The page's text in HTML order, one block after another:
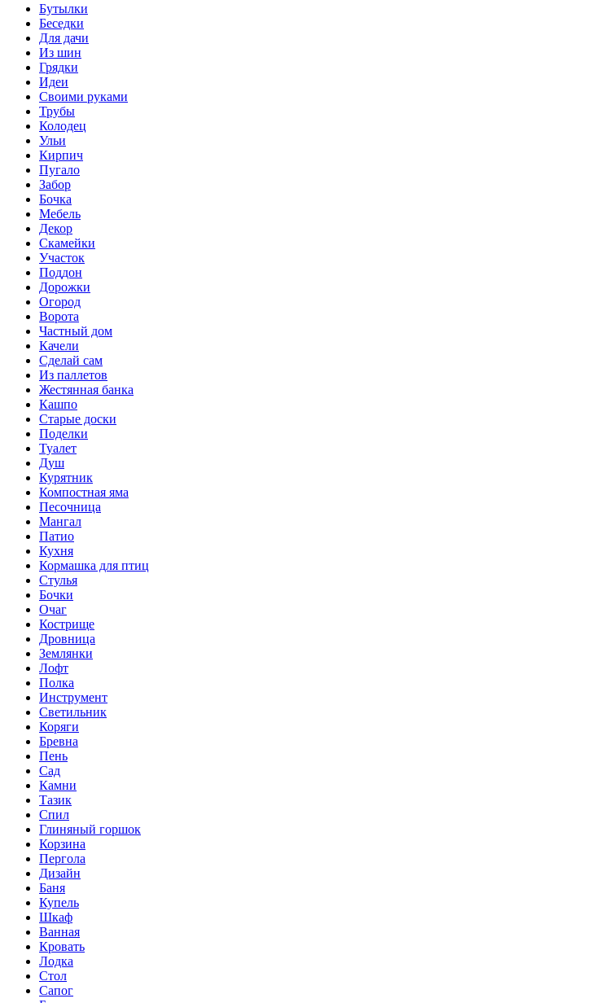
Бутылки
Беседки
Для дачи
Из шин
Грядки
Идеи
Своими руками
Трубы
Колодец
Ульи
Кирпич
Пугало
Забор
Бочка
Мебель
Декор
Скамейки
Участок
Поддон
Дорожки
Огород
Ворота
Частный дом
Качели
Сделай сам
Из паллетов
Жестянная банка
Кашпо
Старые доски
Поделки
Туалет
Душ
Курятник
Компостная яма
Песочница
Мангал
Патио
Кухня
Кормашка для птиц
Стулья
Бочки
Очаг
Кострище
Дровница
Землянки
Лофт
Полка
Инструмент
Светильник
Коряги
Бревна
Пень
Сад
Камни
Тазик
Спил
Глиняный горшок
Корзина
Пергола
Дизайн
Баня
Купель
Шкаф
Ванная
Кровать
Лодка
Стол
Сапог